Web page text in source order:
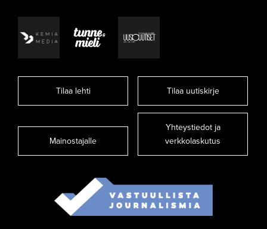
Tilaa lehti Tilaa uutiskirje
Mainostajalle
Yhteystiedot ja
verkkolaskutus